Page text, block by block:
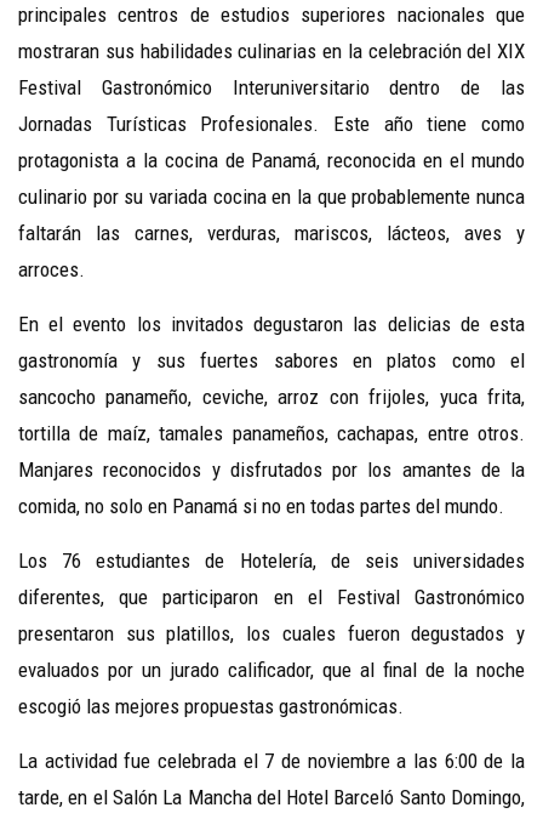
principales centros de estudios superiores nacionales que
mostraran sus habilidades culinarias en la celebración del XIX
Festival Gastronómico Interuniversitario dentro de las
Jornadas Turísticas Profesionales. Este año tiene como
protagonista a la cocina de Panamá, reconocida en el mundo
culinario por su variada cocina en la que probablemente nunca
faltarán las carnes, verduras, mariscos, lácteos, aves y
arroces.
En el evento los invitados degustaron las delicias de esta
gastronomía y sus fuertes sabores en platos como el
sancocho panameño, ceviche, arroz con frijoles, yuca frita,
tortilla de maíz, tamales panameños, cachapas, entre otros.
Manjares reconocidos y disfrutados por los amantes de la
comida, no solo en Panamá si no en todas partes del mundo.
Los 76 estudiantes de Hotelería, de seis universidades
diferentes, que participaron en el Festival Gastronómico
presentaron sus platillos, los cuales fueron degustados y
evaluados por un jurado calificador, que al final de la noche
escogió las mejores propuestas gastronómicas.
La actividad fue celebrada el 7 de noviembre a las 6:00 de la
tarde, en el Salón La Mancha del Hotel Barceló Santo Domingo,